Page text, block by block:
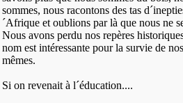
sommes, nous racontons des tas
´Afrique et oublions par là que nous ne
Nous avons perdu nos repères
nom est intéressante pour la survie de
mêmes.
Si on revenait à l´éducation....